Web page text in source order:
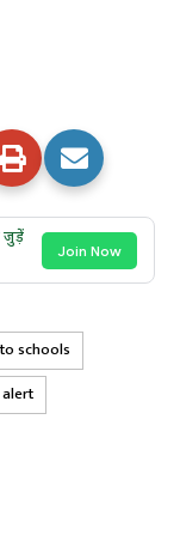
जुड़ें
Join Now
schools